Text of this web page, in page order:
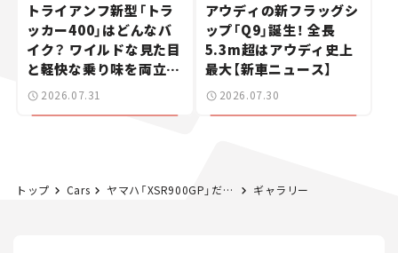
トライアンフ新型「トラ
ッカー400」はどんなバ
イク？ ワイルドな見た目
と軽快な乗り味を両立し
た400ccフラットトラッ
2026.07.31
アウディの新フラッグシ
ップ「Q9」誕生！ 全長
5.3m超はアウディ史上
最大【新車ニュース】
2026.07.30
トップ Cars ヤマハ「XSR900GP」だけじゃない！ 新型155cc含むXSRシリーズに“USインターカラー”採用モデルが続々と登場？【東京モーターサイクルショー2026】 ギャラリー